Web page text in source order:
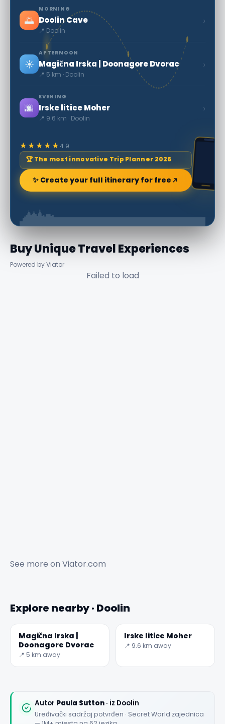
🌅
MORNING
Doolin Cave
📍 Doolin
›
☀️
AFTERNOON
Magična Irska | Doonagore Dvorac
📍 5 km · Doolin
›
🌆
EVENING
Irske litice Moher
📍 9.6 km · Doolin
›
★★★★★4.9
🏆 The most innovative Trip Planner 2026
✨ Create your full itinerary for free
Buy Unique Travel Experiences
Powered by Viator
Failed to load
See more on Viator.com
Explore nearby · Doolin
Magična Irska |
Doonagore Dvorac
📍 5 km away
Irske litice Moher
📍 9.6 km away
Autor Paula Sutton · iz Doolin
Uređivački sadržaj potvrđen · Secret World zajednica
★★★★★